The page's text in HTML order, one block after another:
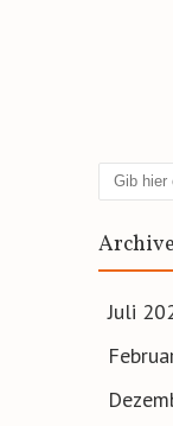
Suchen
Archive
Juli